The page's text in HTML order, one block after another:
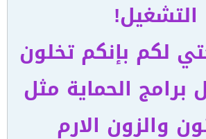
التشغيل!
لكم بإنكم تخلون
برامج الحماية مثل
والزون الارم